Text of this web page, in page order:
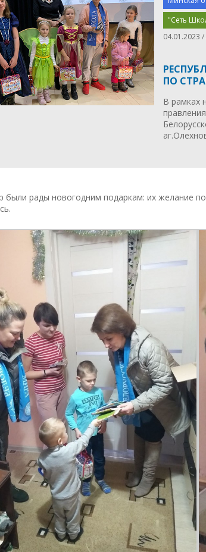
"Сеть
04.01.2023
ПО
В рамках
были рады новогодним подаркам: их желание